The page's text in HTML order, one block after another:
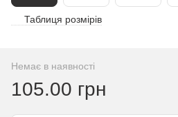
Таблиця розмірів
Немає в наявності
105.00 грн